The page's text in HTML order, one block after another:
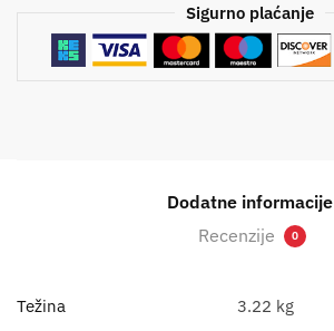
Sigurno plaćanje
Dodatne informacije
Recenzije
0
Težina 3.22 kg